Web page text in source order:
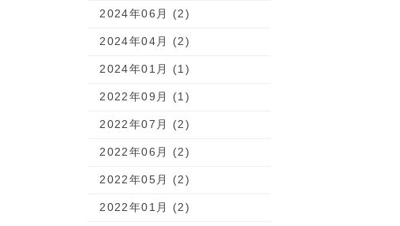
2024年06月 (2)
2024年04月 (2)
2024年01月 (1)
2022年09月 (1)
2022年07月 (2)
2022年06月 (2)
2022年05月 (2)
2022年01月 (2)